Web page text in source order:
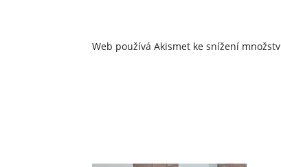
Web používá Akismet ke snížení